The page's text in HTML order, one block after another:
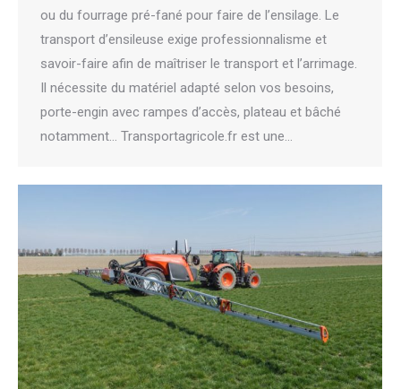
ou du fourrage pré-fané pour faire de l’ensilage. Le
transport d’ensileuse exige professionnalisme et
savoir-faire afin de maîtriser le transport et l’arrimage.
Il nécessite du matériel adapté selon vos besoins,
porte-engin avec rampes d’accès, plateau et bâché
notamment… Transportagricole.fr est une…